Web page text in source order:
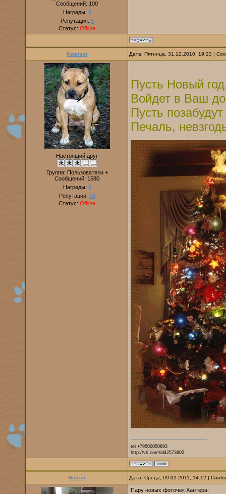
Сообщений: 100
Награды: 0
Репутация: 5
Статус: Offline
Katerser Дата: Пятница, 31.12.2010, 19:23 |
Настоящий друг
Группа: Пользователи +
Сообщений: 1580
Награды: 0
Репутация: 16
Статус: Offline
Пусть Новый
Войдет в Ваш
Пусть
Печаль,
tel +79500050693
http://vk.com/id42573802
Banzai Дата: Среда, 09.02.2011, 14:12 |
Пару новых фоточек Хантера: